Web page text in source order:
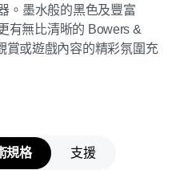
。墨水般的黑色及豐富
有無比清晰的 Bowers &
賞或遊戲內容的精彩氛圍充
規格 支援